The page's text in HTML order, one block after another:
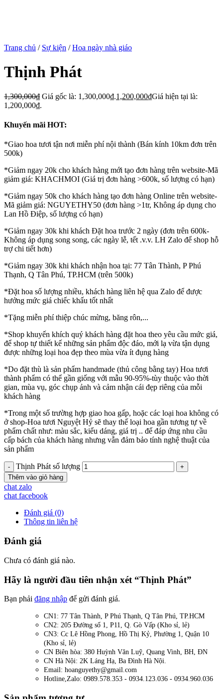
Trang chủ / Sự kiện / Hoa ngày nhà giáo
Thịnh Phát
1,300,000₫ Giá gốc là: 1,300,000₫.1,200,000₫Giá hiện tại là:
1,200,000₫.
Khuyến mãi HOT:
*Giao hoa tươi tận nơi miễn phí nội thành (Bán kính 10km đơn trên
500k)
*Giảm ngay 20k cho khách hàng mới tạo đơn hàng trên website-Mã
giảm giá: KHACHMOI (Giá trị đơn hàng >600k, số lượng có hạn)
*Giảm ngay 50k cho khách hàng tạo đơn hàng Online trên website-
Mã giảm giá: NGUYETHY50 (đơn hàng >1tr, Không áp dụng cho
Lan Hồ Điệp, số lượng có hạn)
*Giảm ngay 30k khi khách Đặt hoa trước 2 ngày (đơn trên 600k-
Không áp dụng song song, các ngày lễ, tết .v.v. LH Zalo để shop hỗ
trợ chi tiết hơn)
*Giảm ngay 30k khi khách nhận hoa tại: 77 Tân Thành, P Phú
Thạnh, Q Tân Phú, TP.HCM (trên 500k)
*Đặt hoa số lượng nhiều, khách hàng liên hệ qua Zalo để được
hưởng mức giá chiếc khấu tốt nhất
*Tặng miễn phí thiệp chúc mừng, băng rôn,...
*Shop khuyến khích quý khách hàng đặt hoa theo yêu cầu mức giá,
để shop tự thiết kế những sản phẩm độc đáo, mới lạ vừa tận dụng
được những loại hoa đẹp theo mùa vừa ít đụng hàng
*Do đặt thù là sản phẩm handmade (thủ công bằng tay) Hoa tươi
thành phẩm có thể gần giống với mẫu 90-95%-tùy thuộc vào thời
gian, mùa vụ, góc chụp ảnh và cảm nhận cái đẹp riêng của mỗi
khách hàng
*Trong một số trường hợp giao hoa gấp, hoặc các loại hoa không có
ở shop-Hoa tươi Nguyệt Hỷ sẽ thay thế loại hoa gần tương tự về
phẩm chất như: màu sắc, kiểu dáng, giá trị .. để đáp ứng nhu cầu
cấp bách của khách hàng nhưng vẫn đảm bảo tính nghệ thuật của
sản phẩm
Thịnh Phát số lượng
Thêm vào giỏ hàng
chat zalo
chat facebook
Đánh giá (0)
Thông tin liên hệ
Đánh giá
Chưa có đánh giá nào.
Hãy là người đầu tiên nhận xét “Thịnh Phát”
Bạn phải đăng nhập để gửi đánh giá.
CN1: 77 Tân Thành, P Phú Thạnh, Q Tân Phú, TP.HCM
CN2: 205 Đường số 1, P11, Q. Gò Vấp (Kho sỉ, lẻ)
CN3: Cc Lê Hồng Phong, Hồ Thị Kỷ, Phường 1, Quận 10
(Kho sỉ, lẻ)
CN Biên hòa: 380 Huỳnh Văn Luỹ, Quang Vinh, BH, ĐN
CN Hà Nội: 2K Láng Hạ, Ba Đình Hà Nội.
Email: hoanguyethy@gmail.com
Hotline,Zalo: 0989.578.353 - 0934.123.036 - 0934.960.036